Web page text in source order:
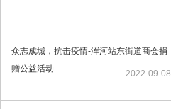
众志成城，抗击疫情-浑河站东街道商会捐
赠公益活动
2022-09-08